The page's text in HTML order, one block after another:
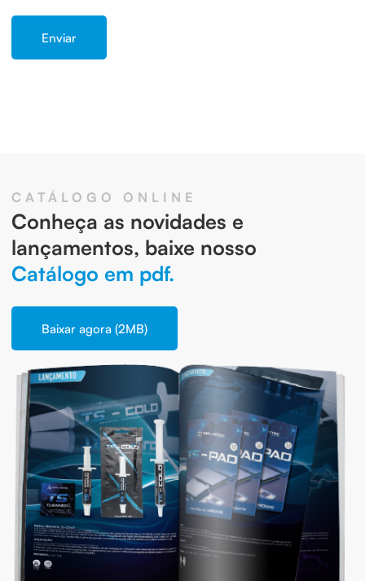
CATÁLOGO ONLINE
Conheça as novidades e
lançamentos, baixe nosso
Catálogo em pdf.
Baixar agora (2MB)